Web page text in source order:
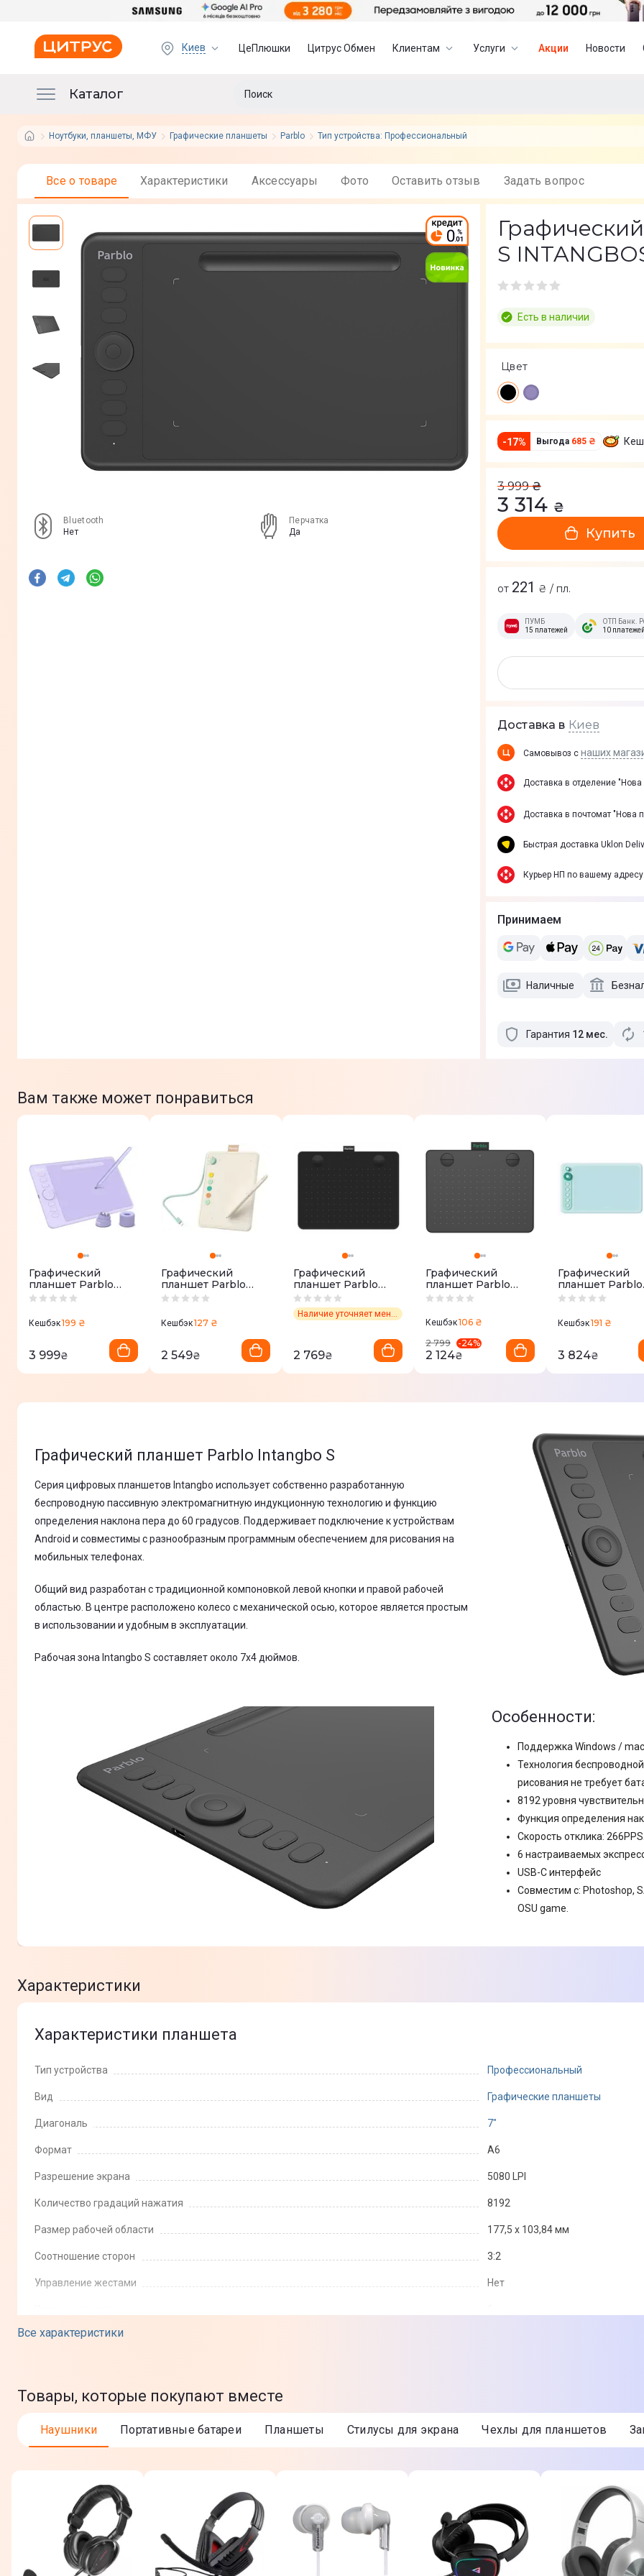
Киев ЦеПлюшки Цитрус Обмен Клиентам Услуги Акции Новости
Каталог
Ноутбуки, планшеты, МФУ Графические планшеты Parblo Тип устройства: Профессиональный
Все о товаре Характеристики Аксессуары Фото Оставить отзыв Задать вопрос
Bluetooth
Нет
Перчатка
Да
S
Есть в наличии
Цвет
-17% Выгода 685 ₴
3 999 ₴
3 314 ₴
Купить
от 221 ₴ / пл.
ПУМБ
15 платежей
ОТП Банк.
10 платежей
Доставка в Киев
Самовывоз с наших
Доставка в отделение "Нова
Доставка в почтомат "Нова
Быстрая доставка Uklon
Курьер НП по вашему адресу
Принимаем
Наличные
Гарантия 12 мес.
Вам также может понравиться
Графический
планшет Parblo
Intangbo S
Кешбэк199 ₴
3 999₴
Графический
планшет Parblo
Ninos Q Mobile
Кешбэк127 ₴
2 549₴
Графический
планшет Parblo
A640
Наличие уточняет менеджер
2 769₴
Графический
планшет Parblo
A640 V2
Кешбэк106 ₴
2 799
-24%
2 124₴
Графический
планшет Parblo
Intangbo X7
Кешбэк191 ₴
3 824₴
Графический планшет Parblo Intangbo S
Серия цифровых планшетов Intangbo использует собственно разработанную
беспроводную пассивную электромагнитную индукционную технологию и функцию
определения наклона пера до 60 градусов. Поддерживает подключение к устройствам
Android и совместимы с разнообразным программным обеспечением для рисования на
мобильных телефонах.
Общий вид разработан с традиционной компоновкой левой кнопки и правой рабочей
областью. В центре расположено колесо с механической осью, которое является простым
в использовании и удобным в эксплуатации.
Рабочая зона Intangbo S составляет около 7x4 дюймов.
Особенности:
Поддержка Windows /
Технология
рисования не требует
8192 уровня
Функция определения
Скорость отклика: 266PPS.
6 настраиваемых
USB-C интерфейс
Совместим с: Photoshop,
OSU game.
Характеристики
Все характеристики
Характеристики планшета
Тип устройства Профессиональный
Вид Графические планшеты
Диагональ 7"
Формат А6
Разрешение экрана 5080 LPI
Количество градаций нажатия 8192
Размер рабочей области 177,5 х 103,84 мм
Соотношение сторон 3:2
Управление жестами Нет
Интерфейс
Вес 770 г
Общие характеристики
Габариты (ВхШхГ) 273,9 x 169,1 x 7,5 мм
Товары, которые покупают вместе
Наушники Портативные батареи Планшеты Стилусы для экрана Чехлы для планшетов